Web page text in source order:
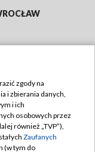
zgody na
i zbierania danych,
i ich
osobowych przez
również „TVP”),
Zaufanych
(w tym do